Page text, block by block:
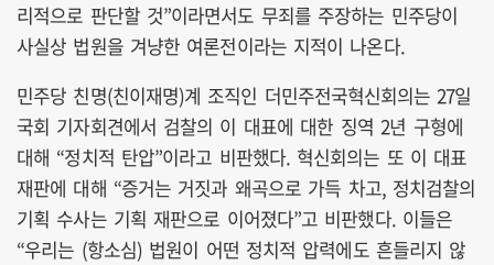
리적으로 판단할 것”이라면서도 무죄를 주장하는 민주당이
사실상 법원을 겨냥한 여론전이라는 지적이 나온다.
민주당 친명(친이재명)계 조직인 더민주전국혁신회의는 27일
국회 기자회견에서 검찰의 이 대표에 대한 징역 2년 구형에
대해 “정치적 탄압”이라고 비판했다. 혁신회의는 또 이 대표
재판에 대해 “증거는 거짓과 왜곡으로 가득 차고, 정치검찰의
기획 수사는 기획 재판으로 이어졌다”고 비판했다. 이들은
“우리는 (항소심) 법원이 어떤 정치적 압력에도 흔들리지 않